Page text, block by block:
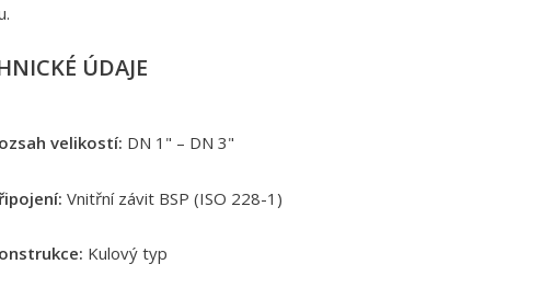
ÚDAJE
velikostí: DN 1" – DN 3"
Vnitřní závit BSP (ISO 228-1)
Kulový typ